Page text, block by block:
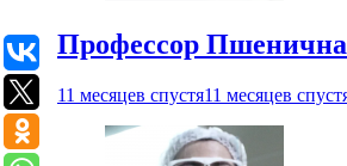
Профессор
11 месяцев спустя11 месяцев